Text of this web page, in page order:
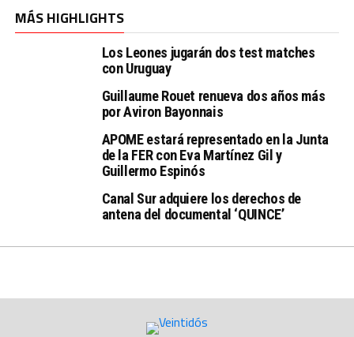
MÁS HIGHLIGHTS
Los Leones jugarán dos test matches
con Uruguay
Guillaume Rouet renueva dos años más
por Aviron Bayonnais
APOME estará representado en la Junta
de la FER con Eva Martínez Gil y
Guillermo Espinós
Canal Sur adquiere los derechos de
antena del documental ‘QUINCE’